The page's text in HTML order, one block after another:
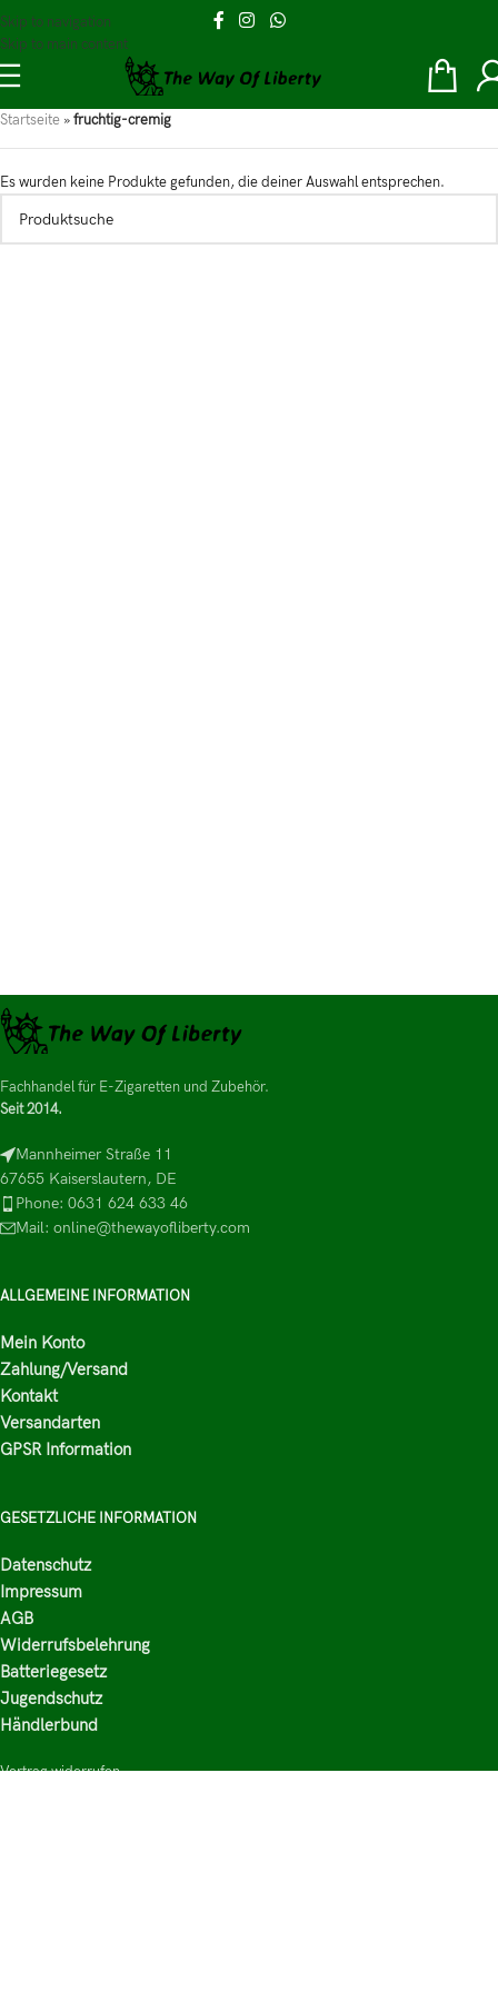
Skip to navigation
Skip to main content
Startseite »fruchtig-cremig
Es wurden keine Produkte gefunden, die deiner Auswahl entsprechen.
Fachhandel für E-Zigaretten und Zubehör.
Seit 2014.
Mannheimer Straße 11
67655 Kaiserslautern, DE
Phone: 0631 624 633 46
Mail: online@thewayofliberty.com
ALLGEMEINE INFORMATION
Mein Konto
Zahlung/Versand
Kontakt
Versandarten
GPSR Information
GESETZLICHE INFORMATION
Datenschutz
Impressum
AGB
Widerrufsbelehrung
Batteriegesetz
Jugendschutz
Händlerbund
Vertrag widerrufen